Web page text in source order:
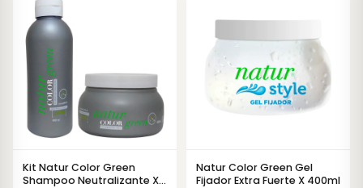
Kit Natur Color Green
Shampoo Neutralizante X
Natur Color Green Gel
Fijador Extra Fuerte X 400ml